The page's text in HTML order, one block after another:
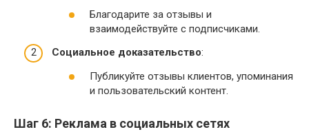
Благодарите за отзывы и
взаимодействуйте с подписчиками.
Социальное доказательство:
Публикуйте отзывы клиентов, упоминания
и пользовательский контент.
Шаг 6: Реклама в социальных сетях